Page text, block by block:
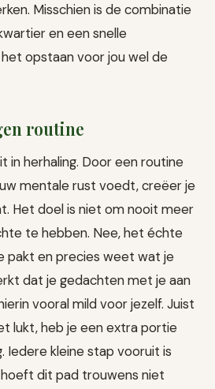
Misschien is de combinatie
en een snelle
opstaan voor jou wel de
routine
in herhaling. Door een routine
mentale rust voedt, creëer je
Het doel is niet om nooit meer
te hebben. Nee, het échte
pakt en precies weet wat je
dat je gedachten met je aan
vooral mild voor jezelf. Juist
lukt, heb je een extra portie
Iedere kleine stap vooruit is
dit pad trouwens niet